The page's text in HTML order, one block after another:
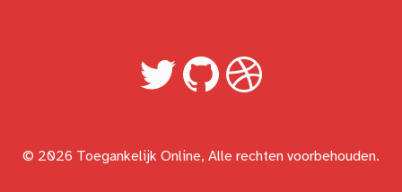
© 2026 Toegankelijk Online, Alle rechten voorbehouden.